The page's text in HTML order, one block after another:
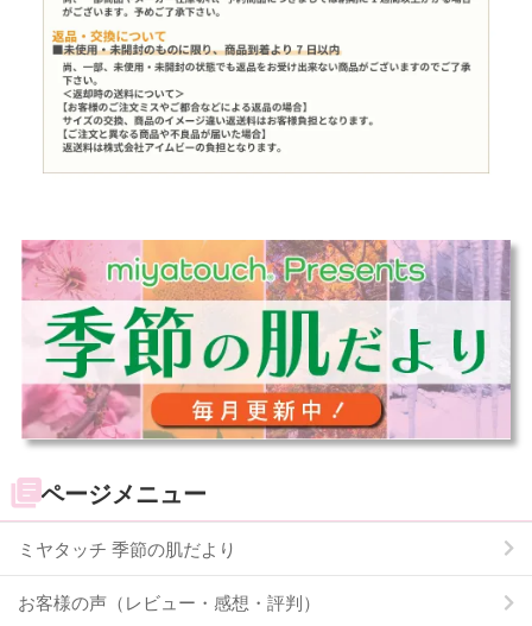
ページメニュー
ミヤタッチ 季節の肌だより
お客様の声（レビュー・感想・評判）